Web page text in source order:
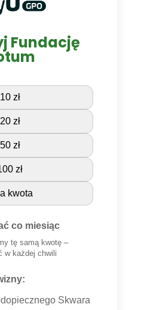
Fundację
10 zł
20 zł
50 zł
zł
kwota
co miesiąc
tę samą kwotę –
w każdej chwili
Skwara